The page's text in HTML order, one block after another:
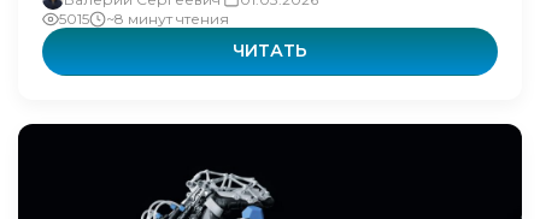
5015
~8 минут чтения
ЧИТАТЬ